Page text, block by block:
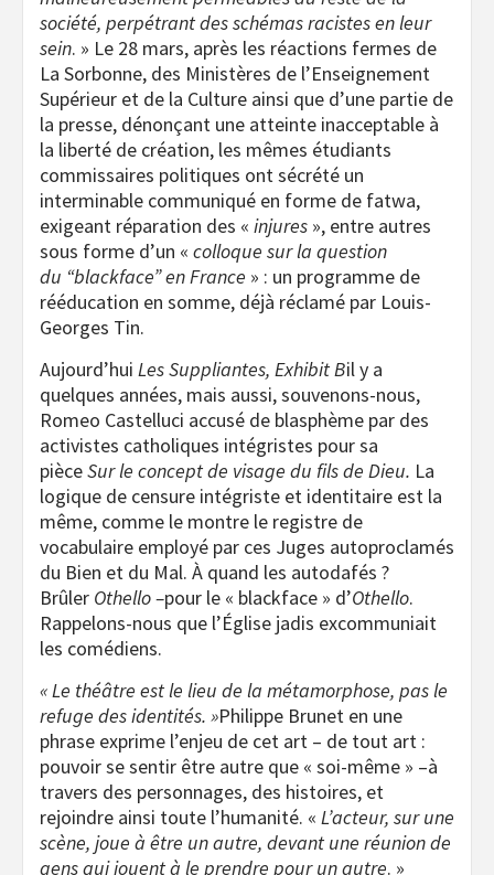
société, perpétrant des schémas racistes en leur
sein. » Le 28 mars, après les réactions fermes de
La Sorbonne, des Ministères de l’Enseignement
Supérieur et de la Culture ainsi que d’une partie de
la presse, dénonçant une atteinte inacceptable à
la liberté de création, les mêmes étudiants
commissaires politiques ont sécrété un
interminable communiqué en forme de fatwa,
exigeant réparation des « injures », entre autres
sous forme d’un « colloque sur la question
du “blackface” en France » : un programme de
rééducation en somme, déjà réclamé par Louis-
Georges Tin.
Aujourd’hui Les Suppliantes, Exhibit Bil y a
quelques années, mais aussi, souvenons-nous,
Romeo Castelluci accusé de blasphème par des
activistes catholiques intégristes pour sa
pièceSur le concept de visage du fils de Dieu. La
logique de censure intégriste et identitaire est la
même, comme le montre le registre de
vocabulaire employé par ces Juges autoproclamés
du Bien et du Mal. À quand les autodafés ?
Brûler Othello –pour le « blackface » d’Othello.
Rappelons-nous que l’Église jadis excommuniait
les comédiens.
« Le théâtre est le lieu de la métamorphose, pas le
refuge des identités. »Philippe Brunet en une
phrase exprime l’enjeu de cet art – de tout art :
pouvoir se sentir être autre que « soi-même » –à
travers des personnages, des histoires, et
rejoindre ainsi toute l’humanité. « L’acteur, sur une
scène, joue à être un autre, devant une réunion de
gens qui jouent à le prendre pour un autre. »